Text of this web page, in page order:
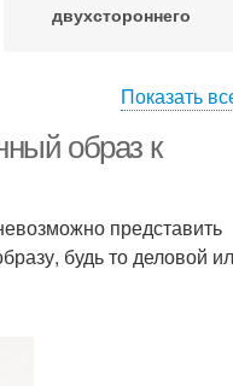
двухстороннего
Показать
образ к
представить
будь то деловой